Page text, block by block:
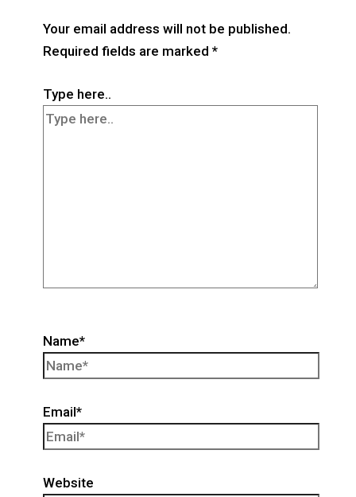
Your email address will not be published.
Required fields are marked *
Type here..
Name*
Email*
Website